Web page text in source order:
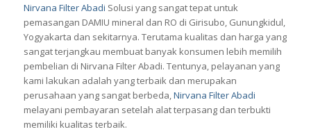
Nirvana Filter Abadi Solusi yang sangat tepat untuk
pemasangan DAMIU mineral dan RO di Girisubo, Gunungkidul,
Yogyakarta dan sekitarnya. Terutama kualitas dan harga yang
sangat terjangkau membuat banyak konsumen lebih memilih
pembelian di Nirvana Filter Abadi. Tentunya, pelayanan yang
kami lakukan adalah yang terbaik dan merupakan
perusahaan yang sangat berbeda,Nirvana Filter Abadi
melayani pembayaran setelah alat terpasang dan terbukti
memiliki kualitas terbaik.